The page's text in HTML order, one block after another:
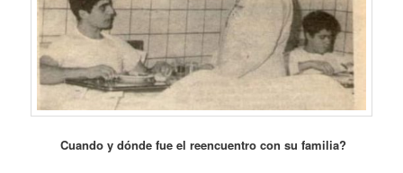
Cuando y dónde fue el reencuentro con su familia?